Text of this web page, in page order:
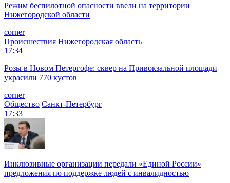
Режим беспилотной опасности ввели на территории
Нижегородской области
corner
Происшествия Нижегородская область
17:34
Розы в Новом Петергофе: сквер на Привокзальной площади
украсили 770 кустов
corner
Общество Санкт-Петербург
17:33
Инклюзивные организации передали «Единой России»
предложения по поддержке людей с инвалидностью